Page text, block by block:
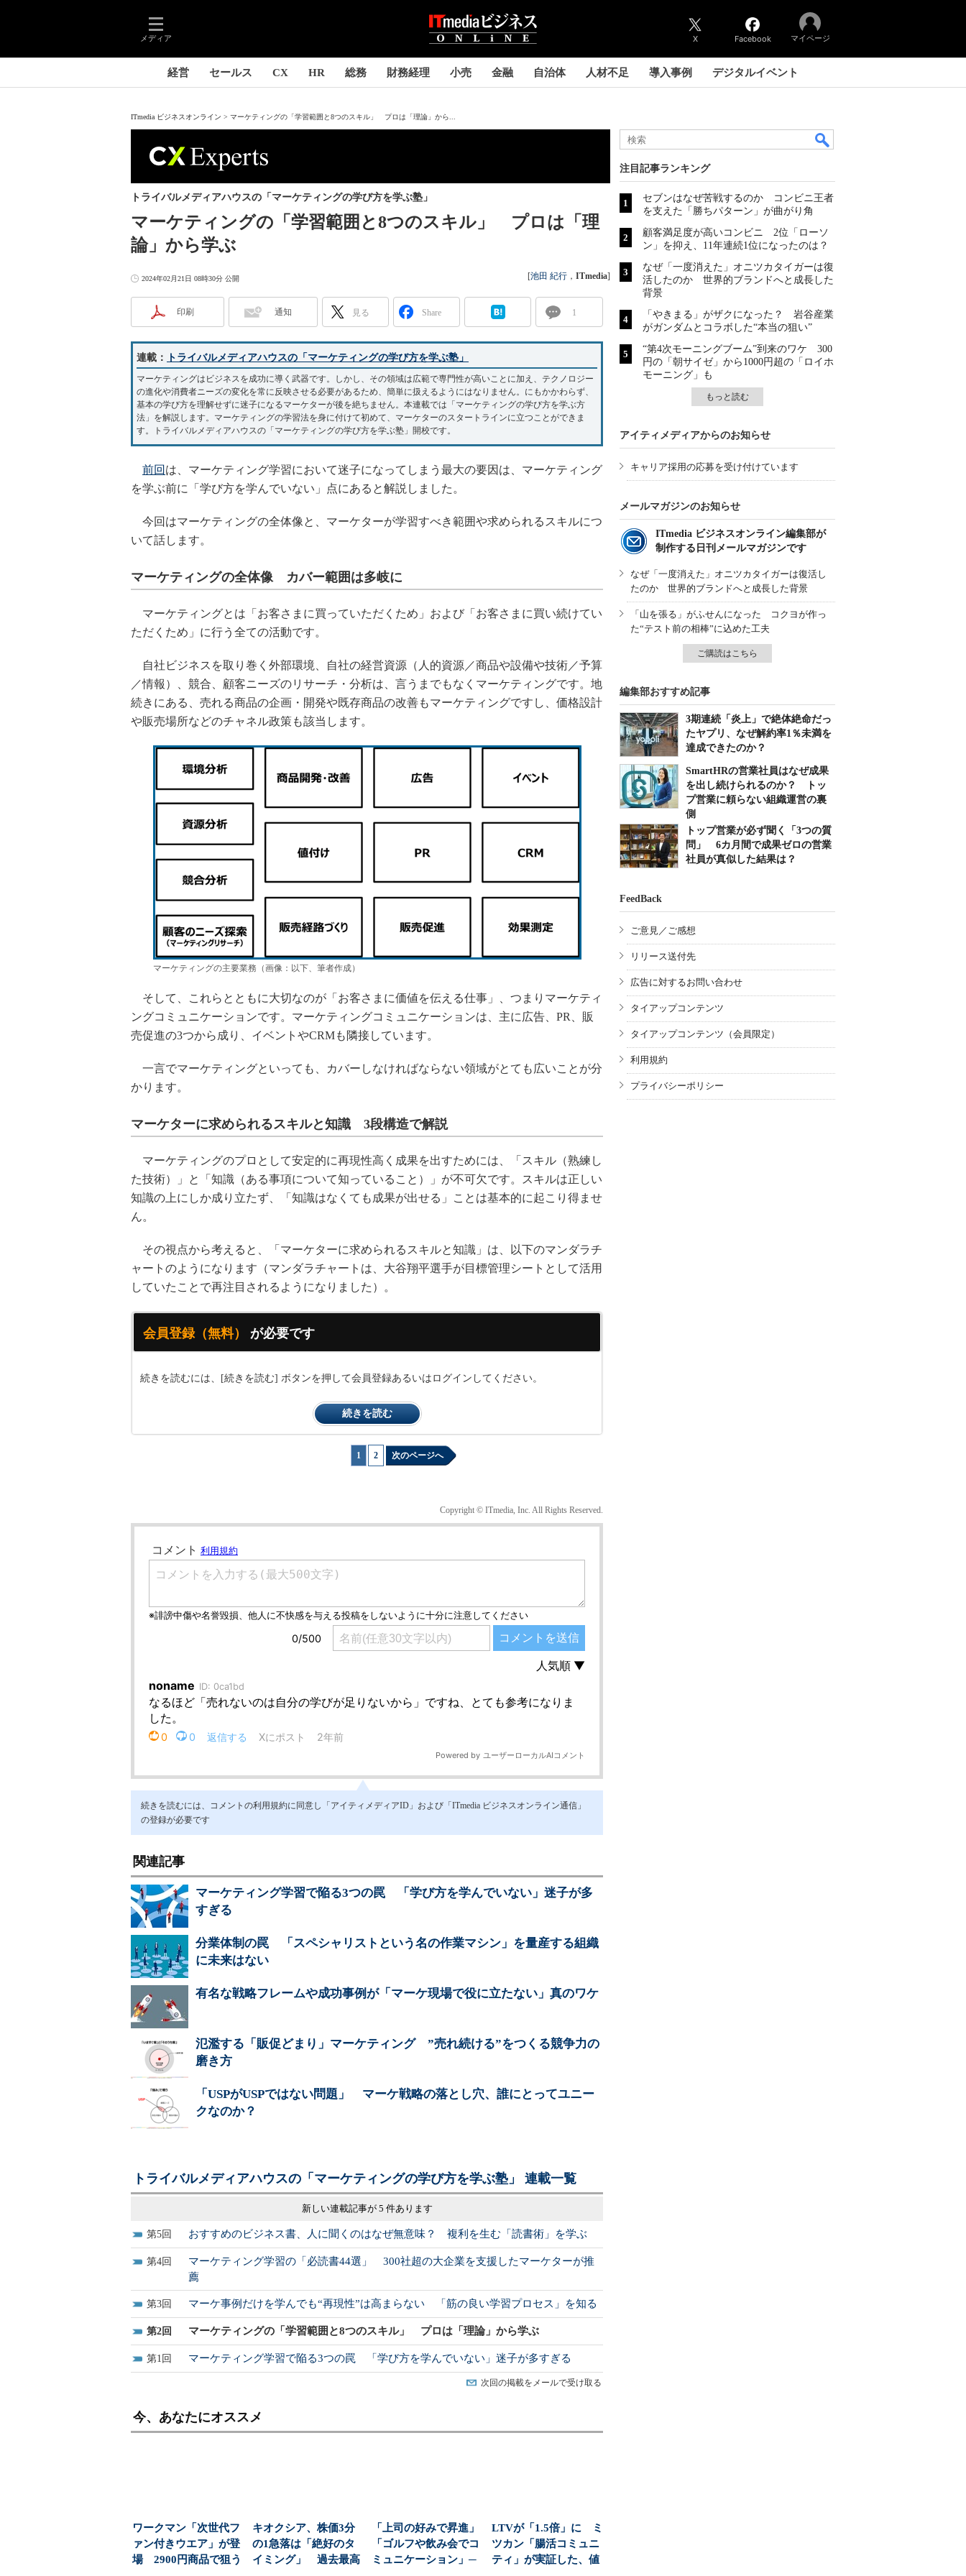
メディア X Facebook マイページ
経営 セールス CX HR 総務 財務経理 小売 金融 自治体 人材不足 導入事例 デジタルイベント
ITmedia ビジネスオンライン マーケティングの「学習範囲と8つのスキル」 プロは「理論」から...
マーケティングの「学習範囲と8つのスキル」 プロは「理
論」から学ぶ
トライバルメディアハウスの「マーケティングの学び方を学ぶ塾」
2024年02月21日 08時30分 公開 [池田 紀行 ， ITmedia]
印刷 通知 見る Share 1
連載： トライバルメディアハウスの「マーケティングの学び方を学ぶ塾」
マーケティングはビジネスを成功に導く武器です。しかし、その領域は広範で専門性が高いことに加え、テクノロジー
の進化や消費者ニーズの変化を常に反映させる必要があるため、簡単に扱えるようにはなりません。にもかかわらず、
基本の学び方を理解せずに迷子になるマーケターが後を絶ちません。本連載では「マーケティングの学び方を学ぶ方
法」を解説します。マーケティングの学習法を身に付けて初めて、マーケターのスタートラインに立つことができま
す。トライバルメディアハウスの「マーケティングの学び方を学ぶ塾」開校です。
前回 は、マーケティング学習において迷子になってしまう最大の要因は、マーケティング
を学ぶ前に「学び方を学んでいない」点にあると解説しました。
今回はマーケティングの全体像と、マーケターが学習すべき範囲や求められるスキルにつ
いて話します。
マーケティングの全体像 カバー範囲は多岐に
マーケティングとは「お客さまに買っていただくため」および「お客さまに買い続けてい
ただくため」に行う全ての活動です。
自社ビジネスを取り巻く外部環境、自社の経営資源（人的資源／商品や設備や技術／予算
／情報）、競合、顧客ニーズのリサーチ・分析は、言うまでもなくマーケティングです。地
続きにある、売れる商品の企画・開発や既存商品の改善もマーケティングですし、価格設計
や販売場所などのチャネル政策も該当します。
マーケティングの主要業務（画像：以下、筆者作成）
そして、これらとともに大切なのが「お客さまに価値を伝える仕事」、つまりマーケティ
ングコミュニケーションです。マーケティングコミュニケーションは、主に広告、PR、販
売促進の3つから成り、イベントやCRMも隣接しています。
一言でマーケティングといっても、カバーしなければならない領域がとても広いことが分
かります。
マーケターに求められるスキルと知識 3段構造で解説
マーケティングのプロとして安定的に再現性高く成果を出すためには、「スキル（熟練し
た技術）」と「知識（ある事項について知っていること）」が不可欠です。スキルは正しい
知識の上にしか成り立たず、「知識はなくても成果が出せる」ことは基本的に起こり得ませ
ん。
その視点から考えると、「マーケターに求められるスキルと知識」は、以下のマンダラチ
ャートのようになります（マンダラチャートは、大谷翔平選手が目標管理シートとして活用
していたことで再注目されるようになりました）。
会員登録（無料） が必要です
続きを読むには、[続きを読む] ボタンを押して会員登録あるいはログインしてください。
続きを読む
1 2 次のページへ
Copyright © ITmedia, Inc. All Rights Reserved.
続きを読むには、コメントの利用規約に同意し「アイティメディアID」および「ITmedia ビジネスオンライン通信」
の登録が必要です
関連記事
マーケティング学習で陥る3つの罠 「学び方を学んでいない」迷子が多
すぎる
分業体制の罠 「スペシャリストという名の作業マシン」を量産する組織
に未来はない
有名な戦略フレームや成功事例が「マーケ現場で役に立たない」真のワケ
氾濫する「販促どまり」マーケティング ”売れ続ける”をつくる競争力の
磨き方
「USPがUSPではない問題」 マーケ戦略の落とし穴、誰にとってユニー
クなのか？
トライバルメディアハウスの「マーケティングの学び方を学ぶ塾」 連載一覧
次回の掲載をメールで受け取る
新しい連載記事が 5 件あります
5 おすすめのビジネス書、人に聞くのはなぜ無意味？ 複利を生む「読書術」を学ぶ
4
マーケティング学習の「必読書44選」 300社超の大企業を支援したマーケターが推
薦
3 マーケ事例だけを学んでも“再現性”は高まらない 「筋の良い学習プロセス」を知る
2 マーケティングの「学習範囲と8つのスキル」 プロは「理論」から学ぶ
1 マーケティング学習で陥る3つの罠 「学び方を学んでいない」迷子が多すぎる
今、あなたにオススメ
ワークマン「次世代フ
ァン付きウエア」が登
場 2900円商品で狙う
キオクシア、株価3分
の1急落は「絶好のタ
イミング」 過去最高
「上司の好みで昇進」
「ゴルフや飲み会でコ
ミュニケーション」─
LTVが「1.5倍」に ミ
ツカン「腸活コミュニ
ティ」が実証した、値
注目記事ランキング
セブンはなぜ苦戦するのか コンビニ王者
を支えた「勝ちパターン」が曲がり角
顧客満足度が高いコンビニ 2位「ローソ
ン」を抑え、11年連続1位になったのは？
なぜ「一度消えた」オニツカタイガーは復
活したのか 世界的ブランドへと成長した
背景
「やきまる」がザクになった？ 岩谷産業
がガンダムとコラボした“本当の狙い”
“第4次モーニングブーム”到来のワケ 300
円の「朝サイゼ」から1000円超の「ロイホ
モーニング」も
もっと読む
アイティメディアからのお知らせ
キャリア採用の応募を受け付けています
メールマガジンのお知らせ
ITmedia ビジネスオンライン編集部が
制作する日刊メールマガジンです
なぜ「一度消えた」オニツカタイガーは復活し
たのか 世界的ブランドへと成長した背景
「山を張る」がふせんになった コクヨが作っ
た“テスト前の相棒”に込めた工夫
ご購読はこちら
編集部おすすめ記事
3期連続「炎上」で絶体絶命だっ
たヤプリ、なぜ解約率1％未満を
達成できたのか？
SmartHRの営業社員はなぜ成果
を出し続けられるのか？ トッ
プ営業に頼らない組織運営の裏
側
トップ営業が必ず聞く「3つの質
問」 6カ月間で成果ゼロの営業
社員が真似した結果は？
FeedBack
ご意見／ご感想
リリース送付先
広告に対するお問い合わせ
タイアップコンテンツ
タイアップコンテンツ（会員限定）
利用規約
プライバシーポリシー